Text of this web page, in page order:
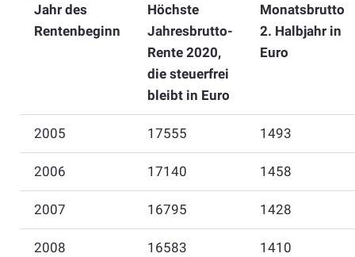
Jahr des
Rentenbeginn
Höchste
Jahresbrutto-
Rente 2020,
die steuerfrei
bleibt in Euro
Monatsbrutto
2. Halbjahr in
Euro
2005 17555 1493
2006 17140 1458
2007 16795 1428
2008 16583 1410